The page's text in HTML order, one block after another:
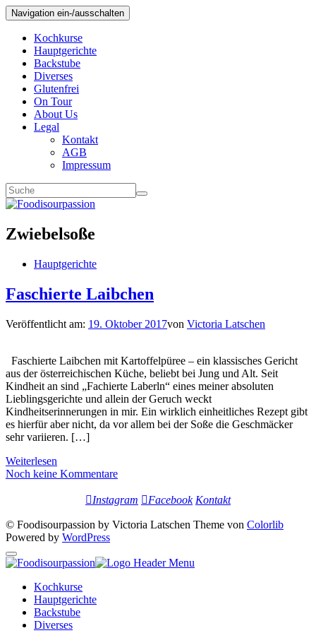
Navigation ein-/ausschalten
Kochkurse
Hauptgerichte
Backstube
Diverses
Glutenfrei
On Tour
About Us
Legal
Kontakt
AGB
Impressum
Zwiebelsoße
Hauptgerichte
Faschierte Laibchen
Veröffentlicht am: 19. Oktober 2017von Victoria Latschen
Faschierte Laibchen mit Kartoffelpüree – ein klassisches Gericht
aus der österreichischen Küche, beliebt bei Jung und Alt. Seit
Kindheit an sind „Fachierte Laberln“ eines meiner absoluten
Lieblingsgerichte und allein der Geruch weckt
Kindheitserinnerungen in mir. Ein wirklich einheitliches Rezept gibt
es hierfür aber nicht, da vor allem bei der Soße die Geschmäcker
sehr variieren. […]
Weiterlesen
Noch keine Kommentare
Instagram Facebook Kontakt
© Foodisourpassion by Victoria Latschen Theme von Colorlib
Powered by WordPress
Kochkurse
Hauptgerichte
Backstube
Diverses